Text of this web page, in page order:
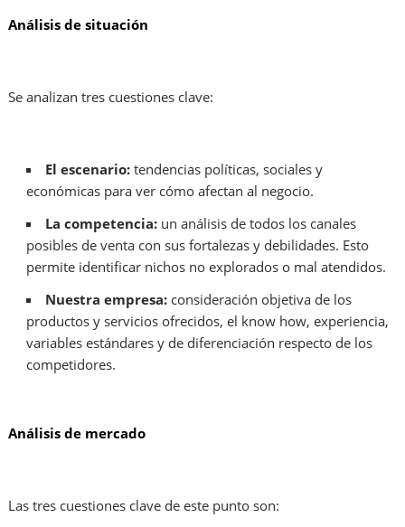
Análisis de situación
Se analizan tres cuestiones clave:
El escenario: tendencias políticas, sociales y
económicas para ver cómo afectan al negocio.
La competencia: un análisis de todos los canales
posibles de venta con sus fortalezas y debilidades. Esto
permite identificar nichos no explorados o mal atendidos.
Nuestra empresa: consideración objetiva de los
productos y servicios ofrecidos, el know how, experiencia,
variables estándares y de diferenciación respecto de los
competidores.
Análisis de mercado
Las tres cuestiones clave de este punto son: